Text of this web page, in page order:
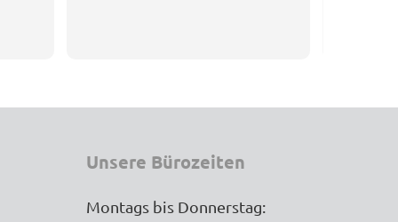
Unsere Bürozeiten
Montags bis Donnerstag: